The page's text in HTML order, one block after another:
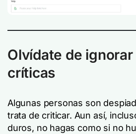
Olvídate de ignorar
críticas
Algunas personas son
trata de criticar. Aun así,
duros, no hagas como si no